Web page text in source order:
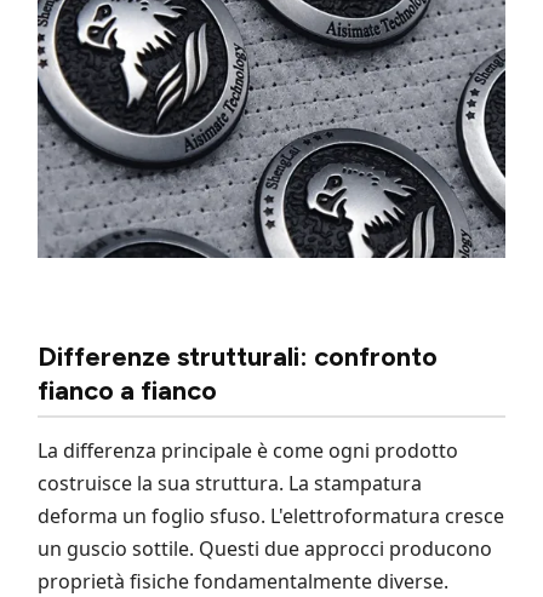
Differenze strutturali: confronto
fianco a fianco
La differenza principale è come ogni prodotto
costruisce la sua struttura. La stampatura
deforma un foglio sfuso. L'elettroformatura cresce
un guscio sottile. Questi due approcci producono
proprietà fisiche fondamentalmente diverse.